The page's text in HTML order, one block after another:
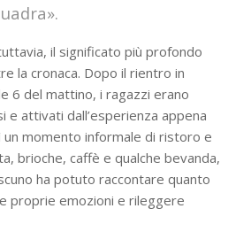
il significato più profondo
la cronaca. Dopo il rientro in
6 del mattino, i ragazzi erano
e attivati dall’esperienza appena
un momento informale di ristoro e
brioche, caffè e qualche bevanda,
ha potuto raccontare quanto
proprie emozioni e rileggere